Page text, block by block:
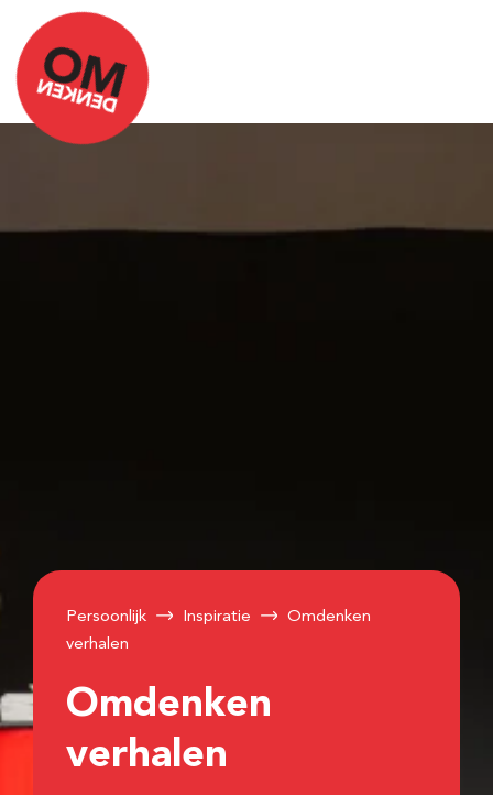
Persoonlijk Inspiratie
Omdenken
verhalen
Omdenken
verhalen